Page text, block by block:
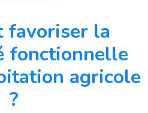
favoriser la
fonctionnelle
agricole
?